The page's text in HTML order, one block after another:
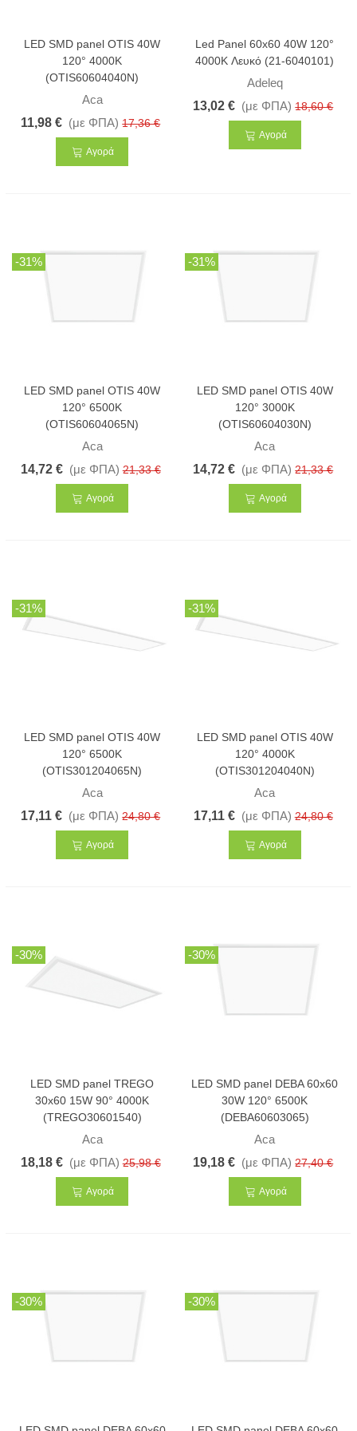
LED SMD panel OTIS 40W
120° 4000K
(OTIS60604040N)
Aca
11,98 € (με ΦΠΑ) 17,36 €
Αγορά
Led Panel 60x60 40W 120°
4000K Λευκό (21-6040101)
Adeleq
13,02 € (με ΦΠΑ) 18,60 €
Αγορά
-31%
LED SMD panel OTIS 40W
120° 6500K
(OTIS60604065N)
Aca
14,72 € (με ΦΠΑ) 21,33 €
Αγορά
-31%
LED SMD panel OTIS 40W
120° 3000K
(OTIS60604030N)
Aca
14,72 € (με ΦΠΑ) 21,33 €
Αγορά
-31%
LED SMD panel OTIS 40W
120° 6500K
(OTIS301204065N)
Aca
17,11 € (με ΦΠΑ) 24,80 €
Αγορά
-31%
LED SMD panel OTIS 40W
120° 4000K
(OTIS301204040N)
Aca
17,11 € (με ΦΠΑ) 24,80 €
Αγορά
-30%
LED SMD panel TREGO
30x60 15W 90° 4000K
(TREGO30601540)
Aca
18,18 € (με ΦΠΑ) 25,98 €
Αγορά
-30%
LED SMD panel DEBA 60x60
30W 120° 6500K
(DEBA60603065)
Aca
19,18 € (με ΦΠΑ) 27,40 €
Αγορά
-30% -30%